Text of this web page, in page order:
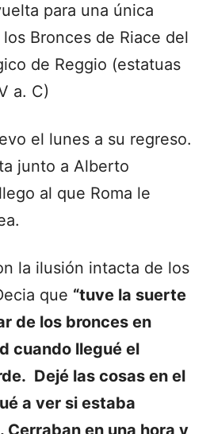
para una única
Bronces de Riace del
de Reggio (estatuas
a. C)
el lunes a su regreso.
junto a Alberto
al que Roma le
la ilusión intacta de los
que “tuve la suerte
de los bronces en
cuando llegué el
Dejé las cosas en el
a ver si estaba
Cerraban en una hora y